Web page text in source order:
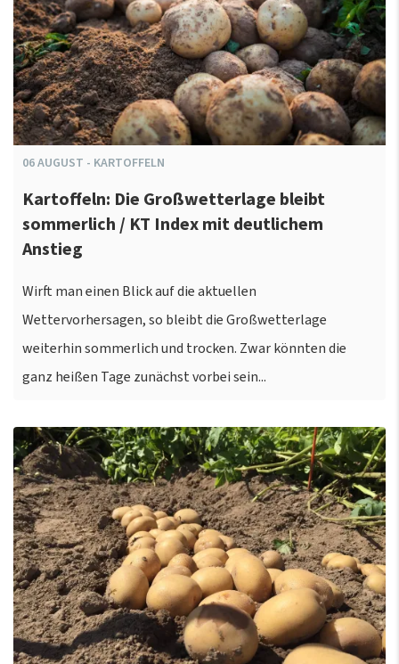
06AUGUST - KARTOFFELN
Kartoffeln: Die Großwetterlage bleibt
sommerlich / KT Index mit deutlichem
Anstieg
Wirft man einen Blick auf die aktuellen
Wettervorhersagen, so bleibt die Großwetterlage
weiterhin sommerlich und trocken. Zwar könnten die
ganz heißen Tage zunächst vorbei sein...